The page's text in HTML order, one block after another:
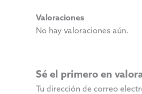
Valoraciones
No hay valoraciones aún.
Sé el primero en
Tu dirección de correo